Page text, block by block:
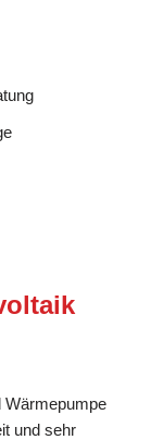
Wärmepumpe
und sehr